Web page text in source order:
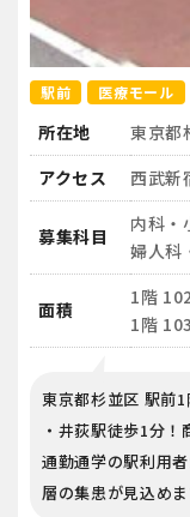
駅前 医療モール
所在地
東京都
アクセス
⻄武新
募集科目
内科・
婦人科
面積
1階
1階
東京都杉並区 駅前1
・井荻駅徒歩1分！
通勤通学の駅利用
層の集患が見込め